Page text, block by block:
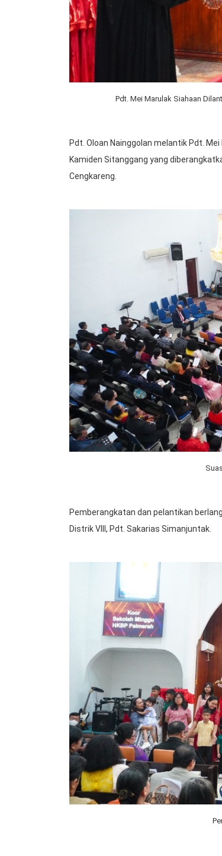
Pdt. Mei Marulak Siahaan
Pdt. Oloan Nainggolan melantik Pdt.
Kamiden Sitanggang yang
Cengkareng.
Pemberangkatan dan pelantikan
Distrik VIII, Pdt. Sakarias Simanjuntak.